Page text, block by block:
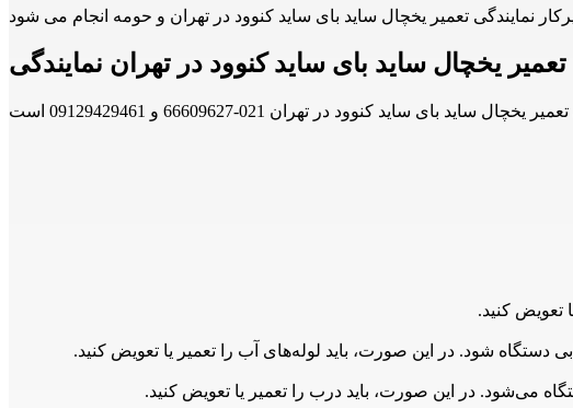
تعمیر یخچال ساید بای ساید کنوود در تهران نمایندگی